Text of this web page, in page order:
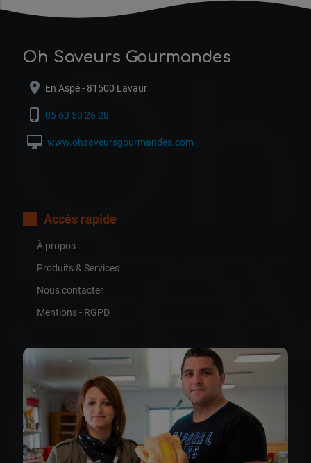
Oh
Oh Saveurs Gourmandes
location_on En Aspé - 81500 Lavaur
phone_iphone 05 63 53 26 28
desktop_mac www.ohsaveursgourmandes.com
Accès rapide
À propos
Produits & Services
Nous contacter
Mentions - RGPD